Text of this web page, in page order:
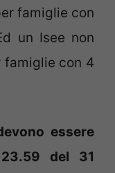
famiglie con
un Isee non
famiglie con 4
essere
del 31